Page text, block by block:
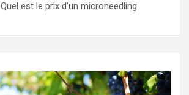
Quel est le prix d’un microneedling